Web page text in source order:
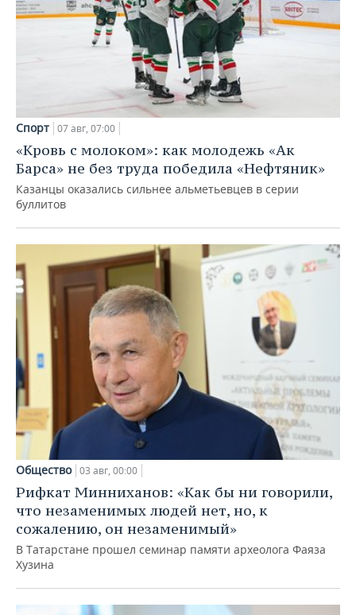
Спорт 07 авг, 07:00
«Кровь с молоком»: как молодежь «Ак
Барса» не без труда победила «Нефтяник»
Казанцы оказались сильнее альметьевцев в серии
буллитов
Общество 03 авг, 00:00
Рифкат Минниханов: «Как бы ни говорили,
что незаменимых людей нет, но, к
сожалению, он незаменимый»
В Татарстане прошел семинар памяти археолога Фаяза
Хузина